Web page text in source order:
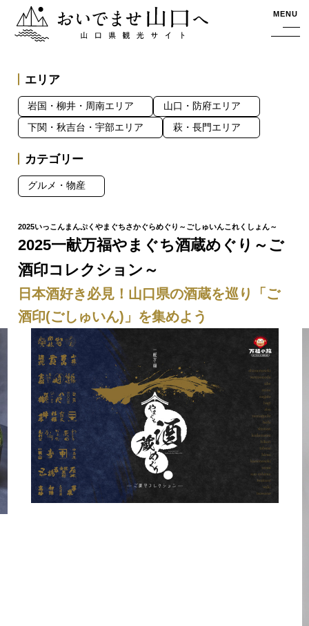
おいでませ山口へー山口県観光サイト MENU
2025一献万福やまぐち酒蔵めぐり～ご
酒印コレクション～
日本酒好き必見！山口県の酒蔵を巡り「ご
酒印(ごしゅいん)」を集めよう
エリア
岩国・柳井・周南エリア 山口・防府エリア
下関・秋吉台・宇部エリア 萩・長門エリア
カテゴリー
グルメ・物産